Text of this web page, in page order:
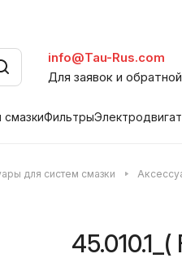
info@Tau-Rus.com
Для заявок и
Фильтры
для систем смазки